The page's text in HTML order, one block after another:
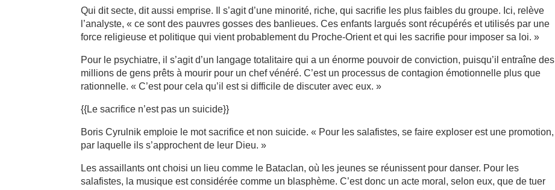
Qui dit secte, dit aussi emprise. Il s’agit d’une minorité, riche, qui sacrifie les plus faibles du groupe. Ici, relève
l’analyste, « ce sont des pauvres gosses des banlieues. Ces enfants largués sont récupérés et utilisés par une
force religieuse et politique qui vient probablement du Proche-Orient et qui les sacrifie pour imposer sa loi. »
Pour le psychiatre, il s’agit d’un langage totalitaire qui a un énorme pouvoir de conviction, puisqu’il entraîne des
millions de gens prêts à mourir pour un chef vénéré. C’est un processus de contagion émotionnelle plus que
rationnelle. « C’est pour cela qu’il est si difficile de discuter avec eux. »
{{Le sacrifice n’est pas un suicide}}
Boris Cyrulnik emploie le mot sacrifice et non suicide. « Pour les salafistes, se faire exploser est une promotion,
par laquelle ils s’approchent de leur Dieu. »
Les assaillants ont choisi un lieu comme le Bataclan, où les jeunes se réunissent pour danser. Pour les
salafistes, la musique est considérée comme un blasphème. C’est donc un acte moral, selon eux, que de tuer